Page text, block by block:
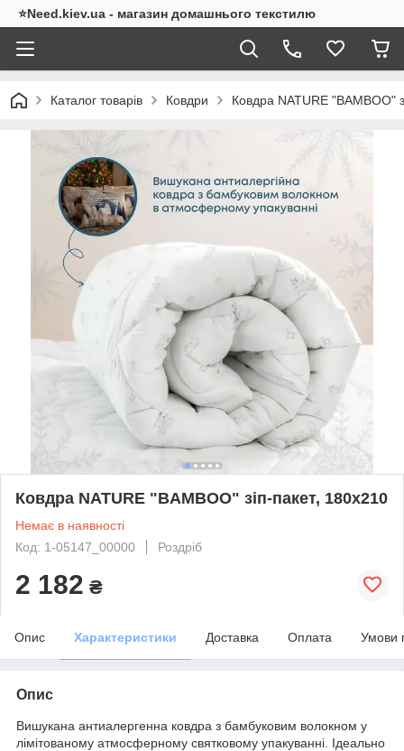
⭐Need.kiev.ua - магазин домашнього текстилю
Каталог товарів Ковдри Ковдра NATURE "BAMBOO"
Ковдра NATURE "BAMBOO" зіп-пакет, 180x210
Немає в наявності
Код: 1-05147_00000
Роздріб
2 182 ₴
Опис Характеристики Доставка Оплата Умови
Опис
Вишукана антиалергенна ковдра з бамбуковим волокном у
лімітованому атмосферному святковому упакуванні. Ідеально